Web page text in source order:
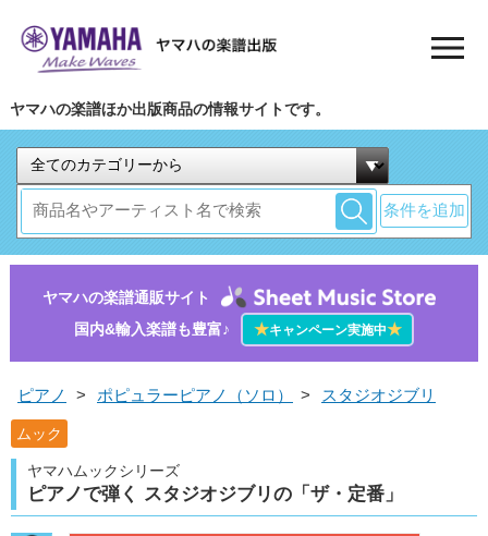
ヤマハの楽譜ほか出版商品の情報サイトです。
条件を追加
ヤマハの楽譜通販サイト
国内&輸入楽譜も豊富♪
★キャンペーン実施中★
ピアノ > ポピュラーピアノ（ソロ） > スタジオジブリ
ムック
ヤマハムックシリーズ
ピアノで弾く スタジオジブリの「ザ・定番」